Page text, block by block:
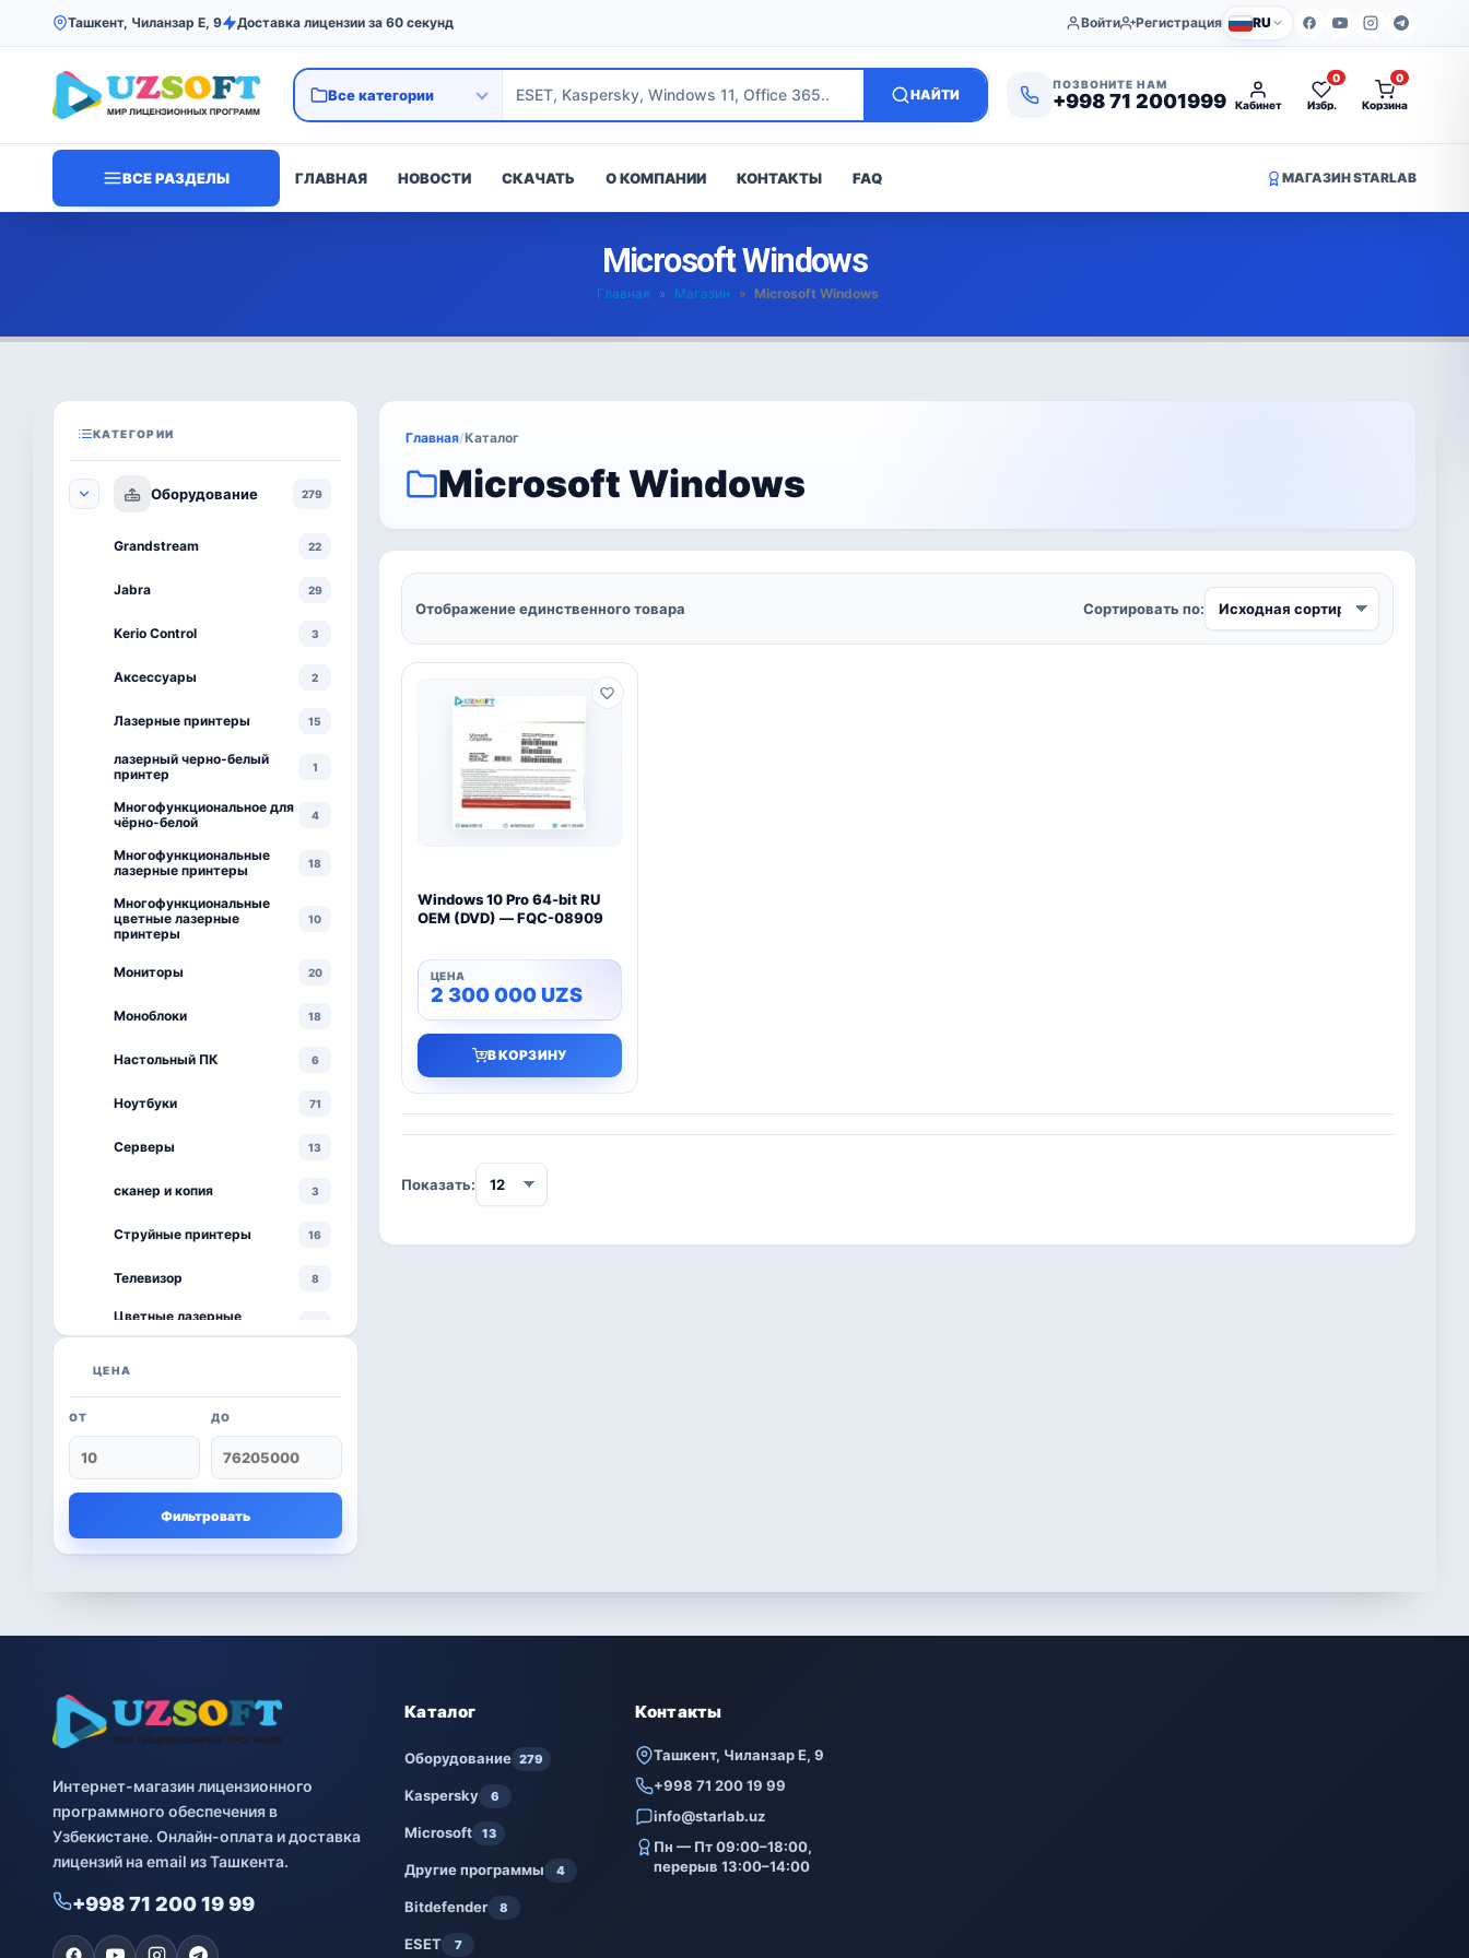
Ташкент, Чиланзар Е, 9 Доставка лицензии за 60 секунд Войти Регистрация RU
НАЙТИ
ПОЗВОНИТЕ НАМ
+998 71 2001999 Кабинет Избр.
0
Корзина
0
ВСЕ РАЗДЕЛЫ ГЛАВНАЯ НОВОСТИ СКАЧАТЬ О КОМПАНИИ КОНТАКТЫ FAQ МАГАЗИН STARLAB
Microsoft Windows
Главная » Магазин » Microsoft Windows
КАТЕГОРИИ
Оборудование 279
Grandstream 22
Jabra 29
Kerio Control 3
Аксессуары 2
Лазерные принтеры 15
лазерный черно-белый
принтер
1
Многофункциональное для
чёрно-белой
4
Многофункциональные
лазерные принтеры
18
Многофункциональные
цветные лазерные
принтеры
10
Мониторы 20
Моноблоки 18
Настольный ПК 6
Ноутбуки 71
Серверы 13
сканер и копия 3
Струйные принтеры 16
Телевизор 8
Цветные лазерные
принтеры
черно-белый принтер
Kaspersky
Microsoft
Другие программы
ESET 7
PRO32
Dr.Web 4
Jivo 3
IVI
ЦЕНА
ОТ ДО
Фильтровать
Главная/Каталог
Microsoft Windows
Отображение единственного товара Сортировать по:
Windows 10 Pro 64-bit RU
OEM (DVD) — FQC-08909
2 300 000UZS
В КОРЗИНУ
Показать:
Интернет-магазин лицензионного
программного обеспечения в
Узбекистане. Онлайн-оплата и доставка
лицензий на email из Ташкента.
+998 71 200 19 99
Каталог
Оборудование 279
Kaspersky 6
Microsoft 13
Другие программы 4
Bitdefender 8
ESET 7
Контакты
Ташкент, Чиланзар Е, 9
+998 71 200 19 99
info@starlab.uz
Пн — Пт 09:00–18:00,
перерыв 13:00–14:00